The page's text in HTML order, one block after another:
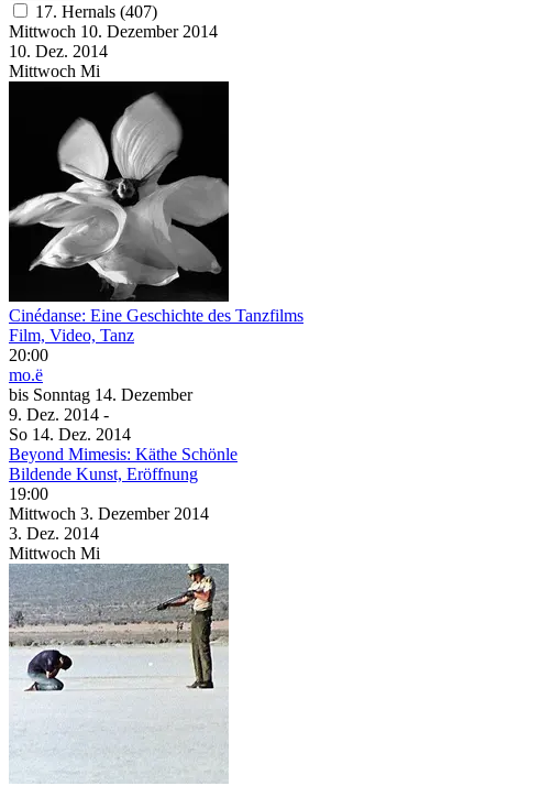
17. Hernals (407)
Mittwoch 10. Dezember 2014
10. Dez. 2014
Mittwoch Mi
Cinédanse: Eine Geschichte des Tanzfilms
Film, Video, Tanz
20:00
mo.ë
bis Sonntag 14. Dezember
9. Dez. 2014 -
So 14. Dez. 2014
Beyond Mimesis: Käthe Schönle
Bildende Kunst, Eröffnung
19:00
Mittwoch 3. Dezember 2014
3. Dez. 2014
Mittwoch Mi